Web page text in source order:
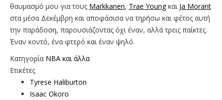
θαυμασμό μου για τους Markkanen, Trae Youngκαι Ja Morant
στα μέσα Δεκέμβρη και αποφάσισα να τηρήσω και φέτος αυτή
την παράδοση, παρουσιάζοντας όχι έναν, αλλά τρεις παίκτες.
Έναν κοντό, ένα φτερό και έναν ψηλό.
Κατηγορία NBA και άλλα
Ετικέτες
Tyrese Haliburton
Isaac Okoro